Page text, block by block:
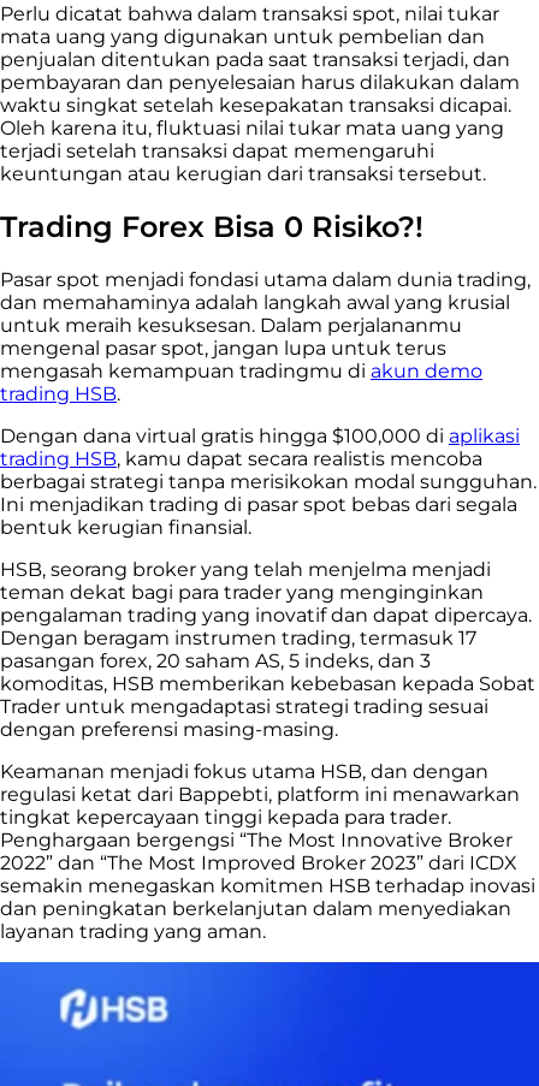
Perlu dicatat bahwa dalam transaksi spot, nilai tukar
mata uang yang digunakan untuk pembelian dan
penjualan ditentukan pada saat transaksi terjadi, dan
pembayaran dan penyelesaian harus dilakukan dalam
waktu singkat setelah kesepakatan transaksi dicapai.
Oleh karena itu, fluktuasi nilai tukar mata uang yang
terjadi setelah transaksi dapat memengaruhi
keuntungan atau kerugian dari transaksi tersebut.
Trading Forex Bisa 0 Risiko?!
Pasar spot menjadi fondasi utama dalam dunia trading,
dan memahaminya adalah langkah awal yang krusial
untuk meraih kesuksesan. Dalam perjalananmu
mengenal pasar spot, jangan lupa untuk terus
mengasah kemampuan tradingmu di akun demo
trading HSB.
Dengan dana virtual gratis hingga $100,000 di aplikasi
trading HSB, kamu dapat secara realistis mencoba
berbagai strategi tanpa merisikokan modal sungguhan.
Ini menjadikan trading di pasar spot bebas dari segala
bentuk kerugian finansial.
HSB, seorang broker yang telah menjelma menjadi
teman dekat bagi para trader yang menginginkan
pengalaman trading yang inovatif dan dapat dipercaya.
Dengan beragam instrumen trading, termasuk 17
pasangan forex, 20 saham AS, 5 indeks, dan 3
komoditas, HSB memberikan kebebasan kepada Sobat
Trader untuk mengadaptasi strategi trading sesuai
dengan preferensi masing-masing.
Keamanan menjadi fokus utama HSB, dan dengan
regulasi ketat dari Bappebti, platform ini menawarkan
tingkat kepercayaan tinggi kepada para trader.
Penghargaan bergengsi “The Most Innovative Broker
2022” dan “The Most Improved Broker 2023” dari ICDX
semakin menegaskan komitmen HSB terhadap inovasi
dan peningkatan berkelanjutan dalam menyediakan
layanan trading yang aman.